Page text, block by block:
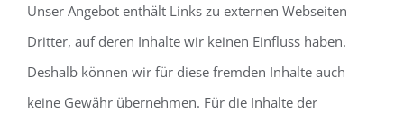
Unser Angebot enthält Links zu externen Webseiten
Dritter, auf deren Inhalte wir keinen Einfluss haben.
Deshalb können wir für diese fremden Inhalte auch
keine Gewähr übernehmen. Für die Inhalte der